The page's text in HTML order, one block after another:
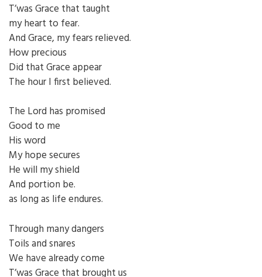
T’was Grace that taught
my heart to fear.
And Grace, my fears relieved.
How precious
Did that Grace appear
The hour I first believed.
The Lord has promised
Good to me
His word
My hope secures
He will my shield
And portion be.
as long as life endures.
Through many dangers
Toils and snares
We have already come
T’was Grace that brought us